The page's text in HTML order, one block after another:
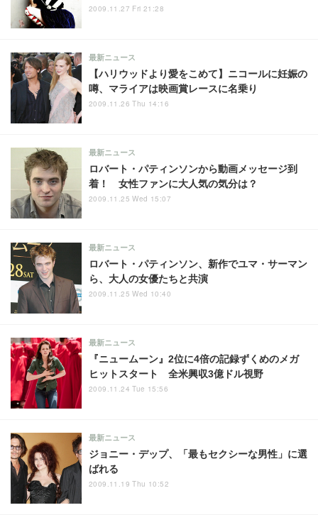
2009.11.27 Fri 21:28
【ハリウッドより愛をこめて】ニコールに妊娠の
噂、マライアは映画賞レースに名乗り
最新ニュース
2009.11.26 Thu 14:16
ロバート・パティンソンから動画メッセージ到
着！ 女性ファンに大人気の気分は？
最新ニュース
2009.11.25 Wed 15:07
ロバート・パティンソン、新作でユマ・サーマン
ら、大人の女優たちと共演
最新ニュース
2009.11.25 Wed 10:40
『ニュームーン』2位に4倍の記録ずくめのメガ
ヒットスタート 全米興収3億ドル視野
最新ニュース
2009.11.24 Tue 15:56
ジョニー・デップ、「最もセクシーな男性」に選
ばれる
最新ニュース
2009.11.19 Thu 10:52